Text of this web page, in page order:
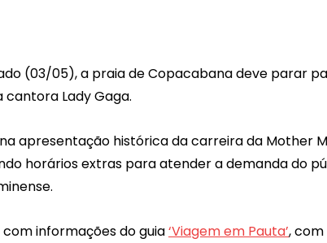
(03/05), a praia de Copacabana deve parar
Lady Gaga.
apresentação histórica da carreira da Mother
horários extras para atender a demanda do
informações do guia ‘Viagem em Pauta’,